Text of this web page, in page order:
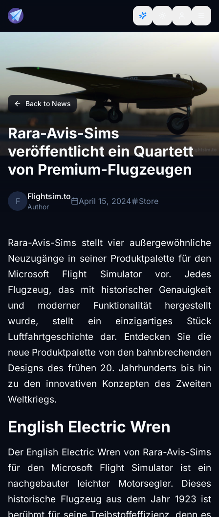
Back to News
Rara-Avis-Sims
veröffentlicht ein Quartett
von Premium-Flugzeugen
F Flightsim.to
Author
April 15, 2024 Store
Rara-Avis-Sims stellt vier außergewöhnliche
Neuzugänge in seiner Produktpalette für den
Microsoft Flight Simulator vor. Jedes
Flugzeug, das mit historischer Genauigkeit
und moderner Funktionalität hergestellt
wurde, stellt ein einzigartiges Stück
Luftfahrtgeschichte dar. Entdecken Sie die
neue Produktpalette von den bahnbrechenden
Designs des frühen 20. Jahrhunderts bis hin
zu den innovativen Konzepten des Zweiten
Weltkriegs.
English Electric Wren
Der English Electric Wren von Rara-Avis-Sims
für den Microsoft Flight Simulator ist ein
nachgebauter leichter Motorsegler. Dieses
historische Flugzeug aus dem Jahr 1923 ist
berühmt für seine Treibstoffeffizienz, denn es